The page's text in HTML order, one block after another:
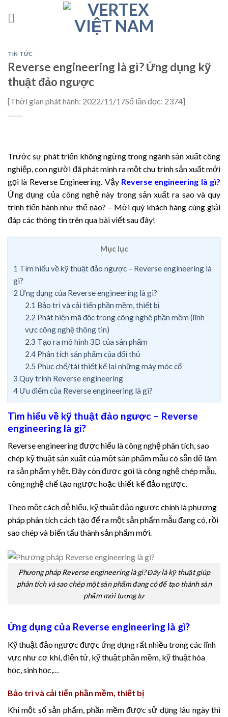
TIN TỨC
Reverse engineering là gì? Ứng dụng kỹ
thuật đảo ngược
[Thời gian phát hành: 2022/11/17Số lần đọc: 2374]
Trước sự phát triển không ngừng trong ngành sản xuất công
nghiệp, con người đã phát minh ra một chu trình sản xuất mới
gọi là Reverse Engineering . Vậy Reverse engineering là gì?
Ứng dụng của công nghệ này trong sản xuất ra sao và quy
trình tiến hành như thế nào? – Mời quý khách hàng cùng giải
đáp các thông tin trên qua bài viết sau đây!
Mục lục
1 Tìm hiểu về kỹ thuật đảo ngược – Reverse engineering là
gì?
2 Ứng dụng của Reverse engineering là gì?
2.1 Bảo trì và cải tiến phần mềm, thiết bị
2.2 Phát hiện mã độc trong công nghệ phần mềm (lĩnh
vực công nghệ thông tin)
2.3 Tạo ra mô hình 3D của sản phẩm
2.4Phân tích sản phẩm của đối thủ
2.5 Phục chế/tái thiết kế lại những máy móc cổ
3 Quy trình Reverse engineering
4 Ưu điểm của Reverse engineering là gì?
Tìm hiểu về kỹ thuật đảo ngược – Reverse
engineering là gì?
Reverse engineering được hiểu là công nghệ phân tích, sao
chép kỹ thuật sản xuất của một sản phẩm mẫu có sẵn để làm
ra sản phẩm y hệt. Đây còn được gọi là công nghệ chép mẫu,
công nghệ chế tạo ngược hoặc thiết kế đảo ngược.
Theo một cách dễ hiểu, kỹ thuật đảo ngược chính là phương
pháp phân tích cách tạo để ra một sản phẩm mẫu đang có, rồi
sao chép và biến tấu thành sản phẩm mới.
Phương pháp Reverse engineering là gì? Đây là kỹ thuật giúp
phân tích và sao chép một sản phẩm đang có để tạo thành sản
phẩm mới tương tự
Ứng dụng của Reverse engineering là gì?
Kỹ thuật đảo ngược được ứng dụng rất nhiều trong các lĩnh
vực như cơ khí, điện tử, kỹ thuật phần mềm, kỹ thuật hóa
học, sinh học,…
Bảo trì và cải tiến phần mềm, thiết bị
Khi một số sản phẩm, phần mềm được sử dụng lâu ngày thì